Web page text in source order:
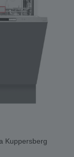
Kuppersberg